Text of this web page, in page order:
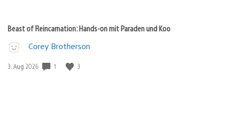
Beast of Reincarnation: Hands-on mit Paraden und Koo
Corey Brotherson
Veröffentlichungsdatum:
3. Aug 2026 1 3